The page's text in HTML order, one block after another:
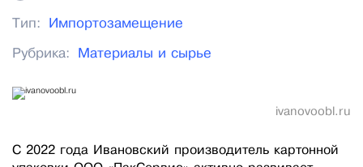
Тип: Импортозамещение
Рубрика: Материалы и сырье
ivanovoobl.ru
С 2022 года Ивановский производитель картонной